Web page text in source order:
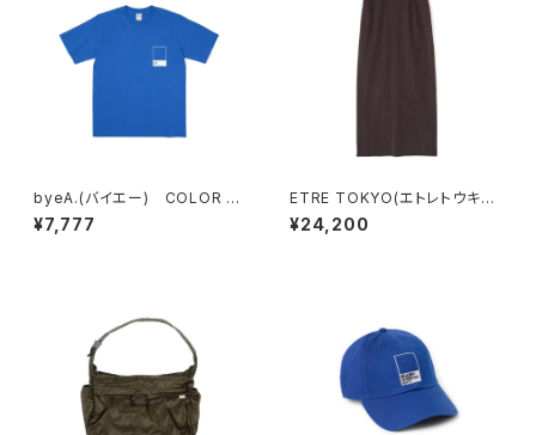
byeA.(バイエー) COLOR T
EE
¥7,777
ETRE TOKYO(エトレトウキョ
ウ) キュプラジャージロングス
カート
¥24,200